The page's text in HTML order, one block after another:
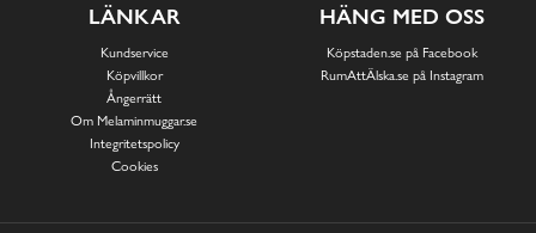
LÄNKAR
Kundservice
Köpvillkor
Ångerrätt
Om Melaminmuggar.se
Integritetspolicy
Cookies
HÄNG MED OSS
Köpstaden.se på Facebook
RumAttÄlska.se på Instagram